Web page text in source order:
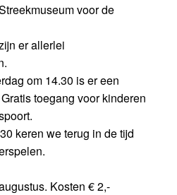
voor de
er allerlei
om 14.30 is er een
toegang voor kinderen
keren we terug in de tijd
Kosten € 2,-